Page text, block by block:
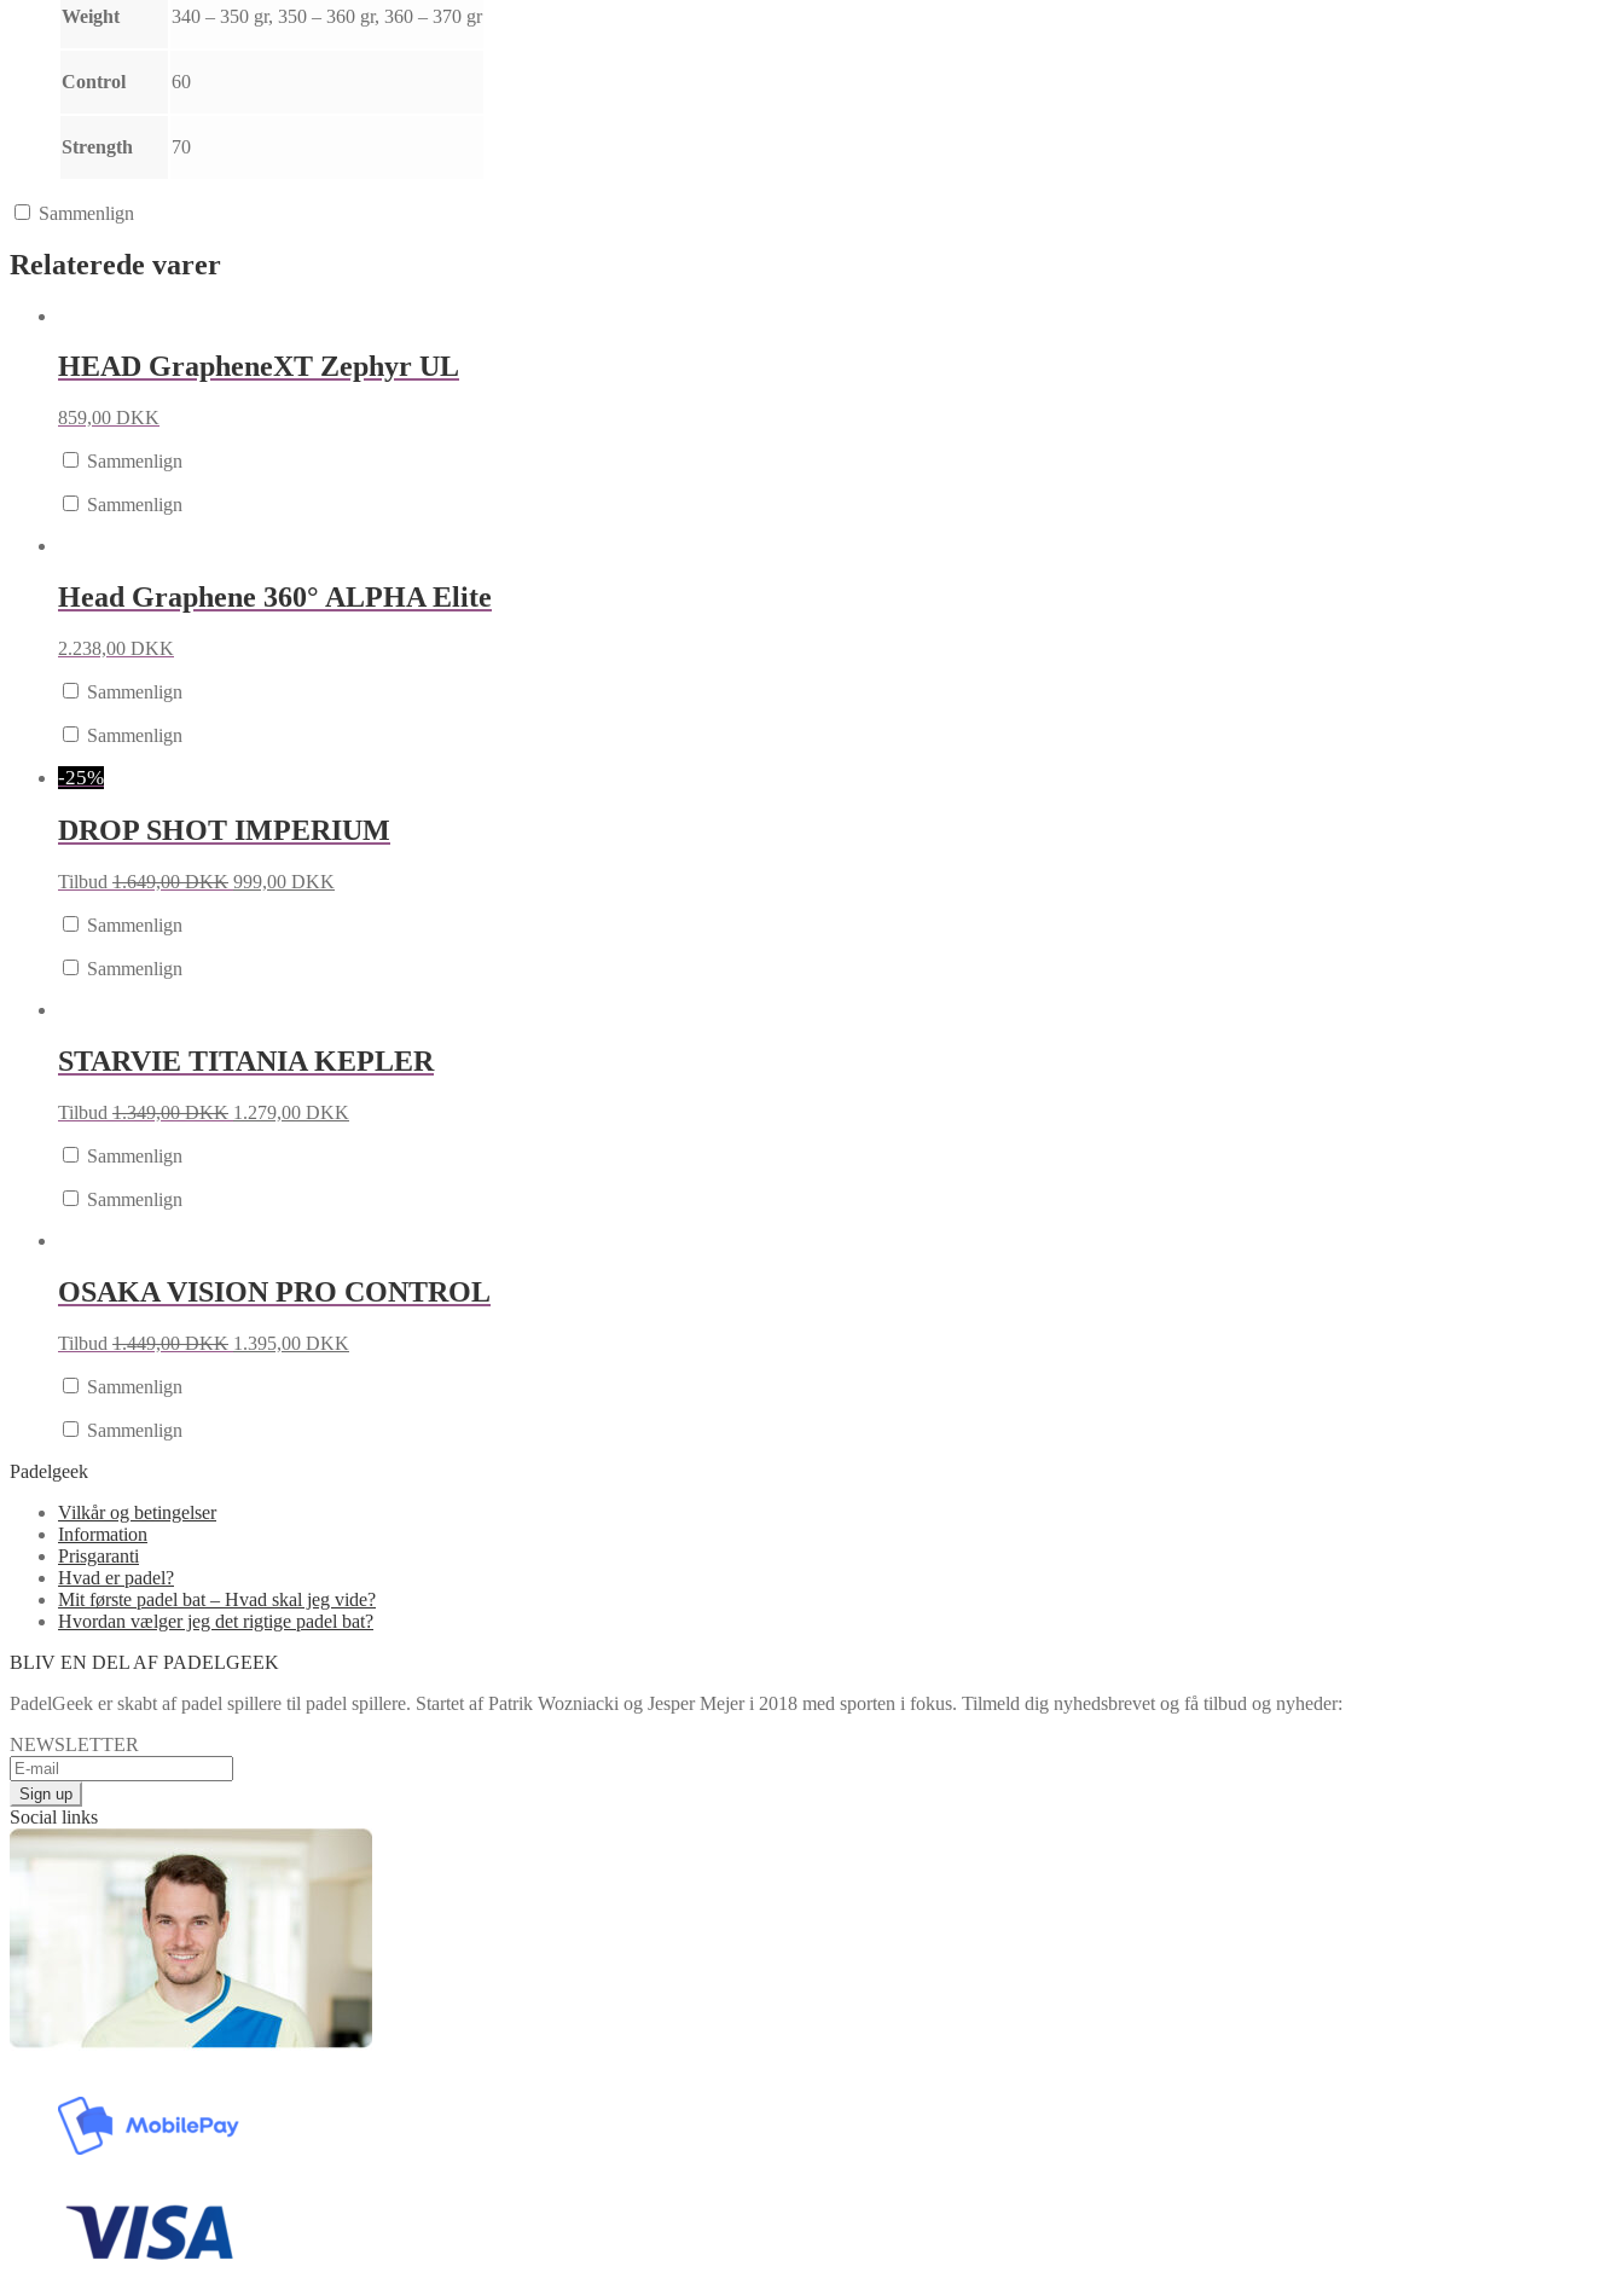
Weight 340 – 350 gr, 350 – 360 gr, 360 – 370 gr
Control 60
Strength 70
Sammenlign
Relaterede varer
HEAD GrapheneXT Zephyr UL
859,00 DKK
Sammenlign
Sammenlign
Head Graphene 360° ALPHA Elite
2.238,00 DKK
Sammenlign
Sammenlign
-25%
DROP SHOT IMPERIUM
Tilbud 1.649,00DKK 999,00 DKK
Sammenlign
Sammenlign
STARVIE TITANIA KEPLER
Tilbud 1.349,00DKK 1.279,00 DKK
Sammenlign
Sammenlign
OSAKA VISION PRO CONTROL
Tilbud 1.449,00DKK 1.395,00 DKK
Sammenlign
Sammenlign
Padelgeek
Vilkår og betingelser
Information
Prisgaranti
Hvad er padel?
Mit første padel bat – Hvad skal jeg vide?
Hvordan vælger jeg det rigtige padel bat?
BLIV EN DEL AF PADELGEEK
PadelGeek er skabt af padel spillere til padel spillere. Startet af Patrik Wozniacki og Jesper Mejer i 2018 med sporten i fokus. Tilmeld dig nyhedsbrevet og få tilbud og nyheder:
NEWSLETTER
Social links